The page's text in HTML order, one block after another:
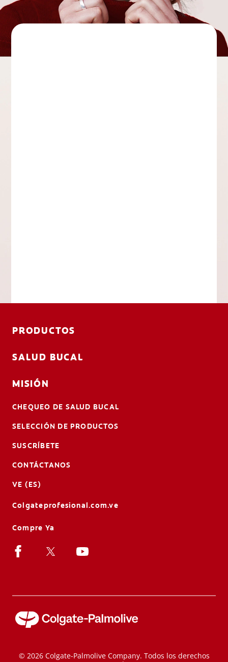
PRODUCTOS
SALUD BUCAL
MISIÓN
CHEQUEO DE SALUD BUCAL
SELECCIÓN DE PRODUCTOS
SUSCRÍBETE
CONTÁCTANOS
VE (ES)
Colgateprofesional.com.ve
Compre Ya
© 2026 Colgate-Palmolive Company. Todos los derechos